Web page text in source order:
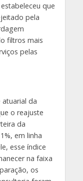
que
pela
filtros mais
pelas
da
o reajuste
da
em linha
esse índice
na faixa
os